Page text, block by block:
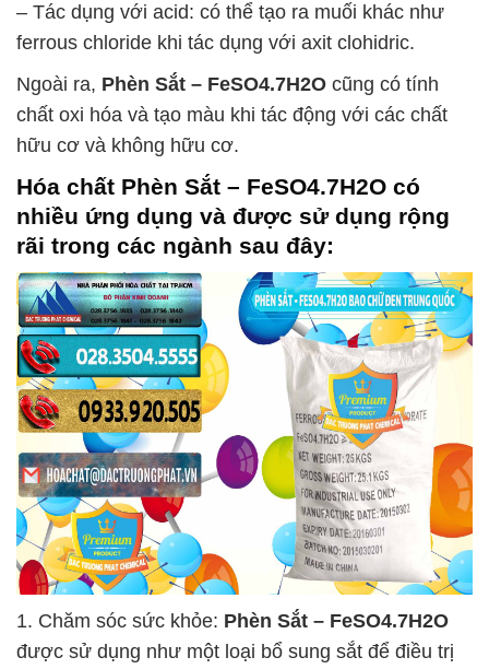
– Tác dụng với acid: có thể tạo ra muối khác như
ferrous chloride khi tác dụng với axit clohidric.
Ngoài ra, Phèn Sắt – FeSO4.7H2O cũng có tính
chất oxi hóa và tạo màu khi tác động với các chất
hữu cơ và không hữu cơ.
Hóa chất Phèn Sắt – FeSO4.7H2O có
nhiều ứng dụng và được sử dụng rộng
rãi trong các ngành sau đây:
1. Chăm sóc sức khỏe: Phèn Sắt – FeSO4.7H2O
được sử dụng như một loại bổ sung sắt để điều trị